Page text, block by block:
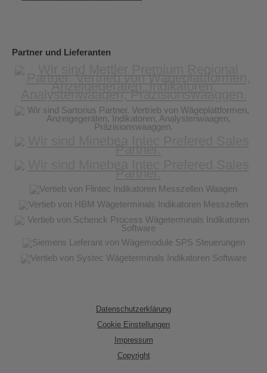
Partner und Lieferanten
Datenschutzerklärung
Cookie Einstellungen
Impressum
Copyright